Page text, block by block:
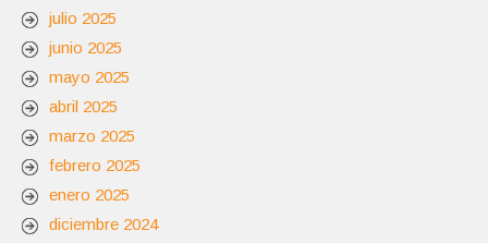
julio 2025
junio 2025
mayo 2025
abril 2025
marzo 2025
febrero 2025
enero 2025
diciembre 2024